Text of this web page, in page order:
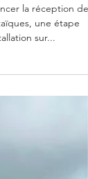
l'Ouest
sur...